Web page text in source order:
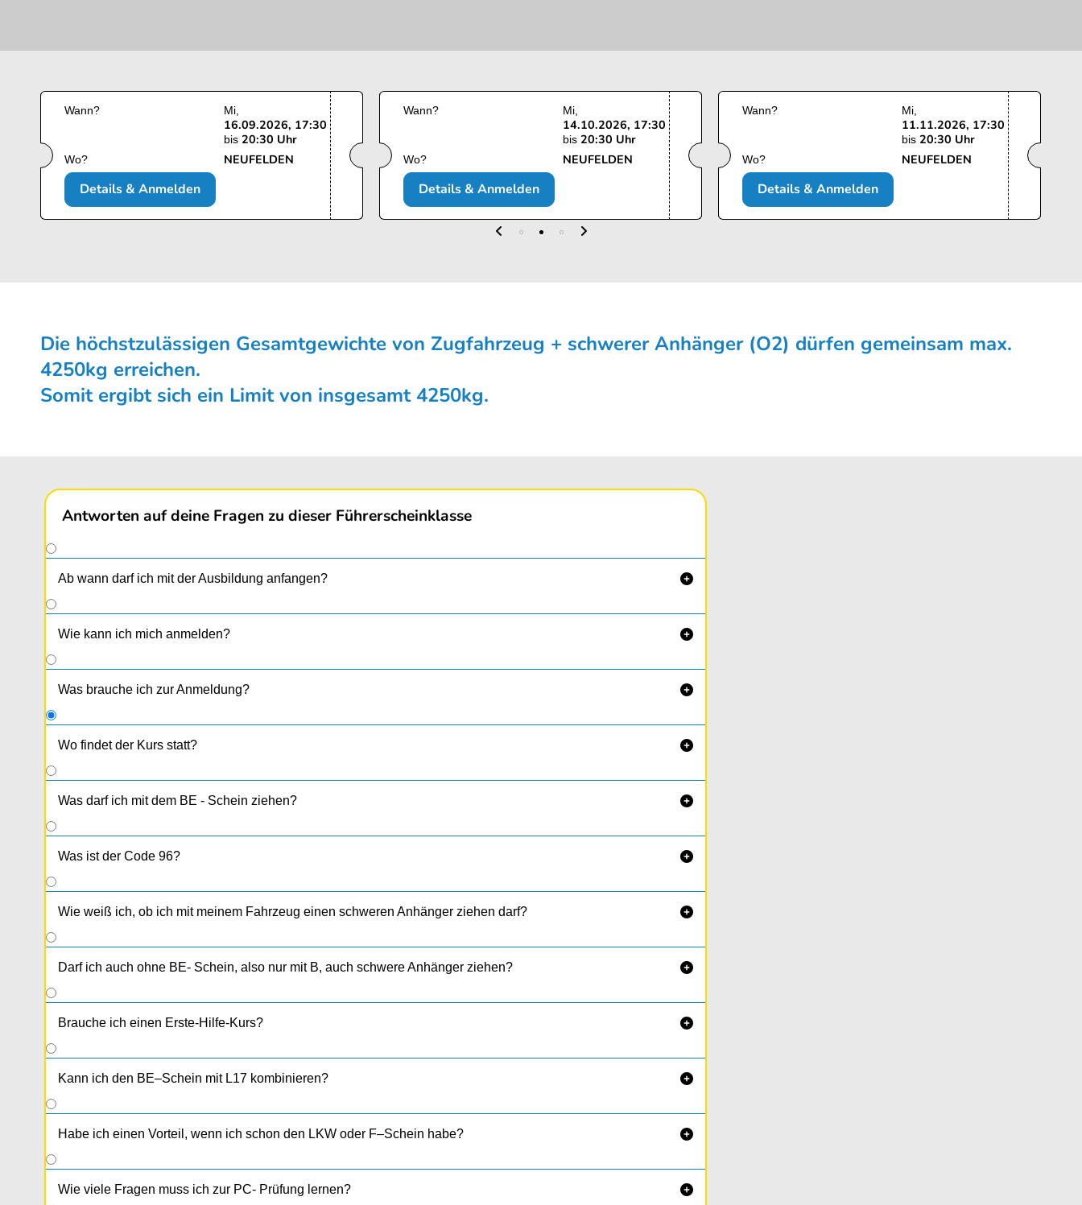
Wann? Mi
16.09.2026, 17:30
bis 20:30 Uhr
Wo? NEUFELDEN
Details & Anmelden
Wann? Mi
14.10.2026, 17:30
bis 20:30 Uhr
Wo? NEUFELDEN
Details & Anmelden
Wann? Mi
11.11.2026, 17:30
bis 20:30 Uhr
Wo? NEUFELDEN
Details & Anmelden
Die höchstzulässigen Gesamt­gewichte von Zugfahrzeug + schwerer Anhänger (O2) dürfen gemeinsam max.
4250kg erreichen.
Somit ergibt sich ein Limit von insgesamt 4250kg.
Antworten auf deine Fragen zu dieser Führerscheinklasse
Ab wann darf ich mit der Ausbildung anfangen? 
Wie kann ich mich anmelden? 
Was brauche ich zur Anmeldung? 
Wo findet der Kurs statt? 
Der BE-Spezialkurs (1 Kurstag) findet inNeufeldenstatt.
Was darf ich mit dem BE - Schein ziehen?

Was ist der Code 96? 
Wie weiß ich, ob ich mit meinem Fahrzeug einen schweren Anhänger ziehen darf? 
Darf ich auch ohne BE- Schein, also nur mit B, auch schwere Anhänger ziehen? 
Brauche ich einen Erste-Hilfe-Kurs? 
Kann ich den BE–Schein mit L17 kombinieren? 
Habe ich einen Vorteil, wenn ich schon den LKW oder F–Schein habe? 
Wie viele Fragen muss ich zur PC- Prüfung lernen? 